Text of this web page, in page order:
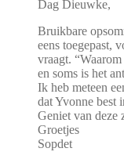
Dag Dieuwke,
Bruikbare
eens toegepast,
vraagt.
en soms is het
Ik heb meteen
dat Yvonne best
Geniet van deze
Groetjes
Sopdet